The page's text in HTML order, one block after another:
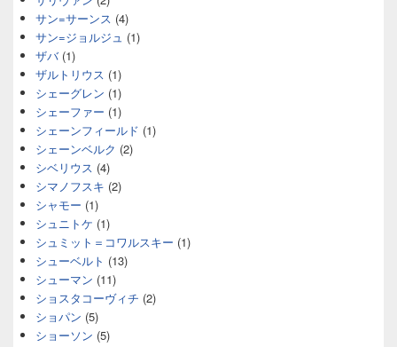
サン=サーンス (4)
サン=ジョルジュ (1)
ザバ(1)
ザルトリウス (1)
シェーグレン (1)
シェーファー (1)
シェーンフィールド (1)
シェーンベルク (2)
シベリウス (4)
シマノフスキ (2)
シャモー (1)
シュニトケ (1)
シュミット＝コワルスキー (1)
シューベルト (13)
シューマン (11)
ショスタコーヴィチ (2)
ショパン (5)
ショーソン (5)